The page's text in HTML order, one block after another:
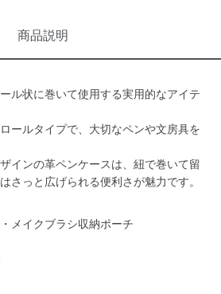
商品説明
ル状に巻いて使用する実用的なアイテ
ールタイプで、大切なペンや文房具を
インの革ペンケースは、紐で巻いて留
さっと広げられる便利さが魅力です。
メイクブラシ収納ポーチ